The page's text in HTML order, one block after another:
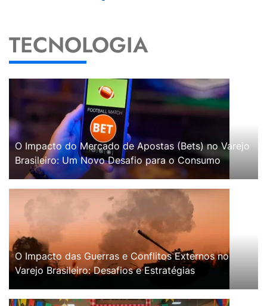
TECNOLOGIA
O Impacto do Mercado de Apostas (Bets) no Varejo
Brasileiro: Um Novo Desafio para o Consumo
O Impacto das Guerras e Conflitos Externos no
Varejo Brasileiro: Desafios e Estratégias